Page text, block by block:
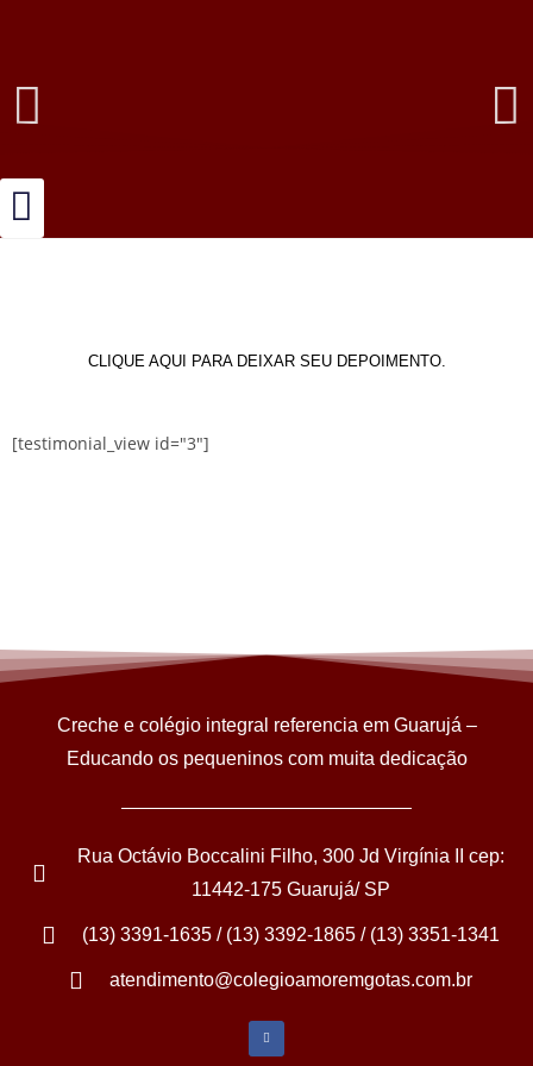
CLIQUE AQUI PARA DEIXAR SEU DEPOIMENTO.
[testimonial_view id="3"]
Creche e colégio integral referencia em Guarujá –
Educando os pequeninos com muita dedicação
Rua Octávio Boccalini Filho, 300 Jd Virgínia II cep:
11442-175 Guarujá/ SP
(13) 3391-1635 / (13) 3392-1865 / (13) 3351-1341
atendimento@colegioamoremgotas.com.br